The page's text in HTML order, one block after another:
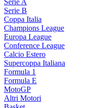
Serie A
Serie B
Coppa Italia
Champions League
Europa League
Conference League
Calcio Estero
Supercoppa Italiana
Formula 1
Formula E
MotoGP
Altri Motori